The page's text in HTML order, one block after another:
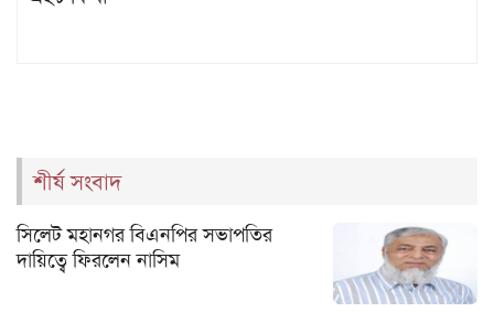
শীর্ষ সংবাদ
সিলেট মহানগর বিএনপির সভাপতির
দায়িত্বে ফিরলেন নাসিম